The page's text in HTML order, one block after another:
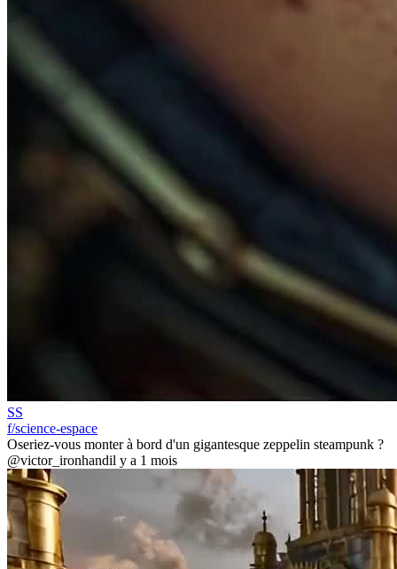
SS
f/science-espace
Oseriez-vous monter à bord d'un gigantesque zeppelin steampunk ?
@victor_ironhandil y a 1 mois